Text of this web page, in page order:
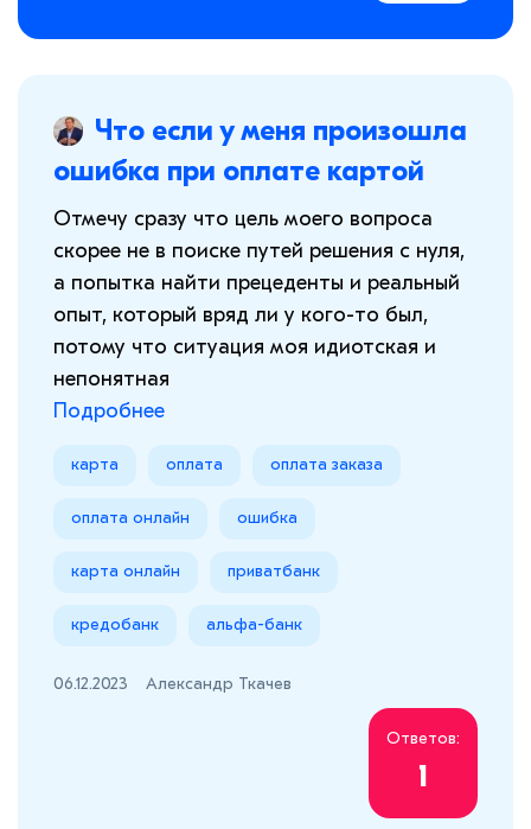
Что если у меня произошла
ошибка при оплате картой
Отмечу сразу что цель моего вопроса
скорее не в поиске путей решения с нуля,
а попытка найти прецеденты и реальный
опыт, который вряд ли у кого-то был,
потому что ситуация моя идиотская и
непонятная
Подробнее
карта оплата оплата заказа
оплата онлайн ошибка
карта онлайн приватбанк
кредобанк альфа-банк
06.12.2023 Александр Ткачев
Ответов:
1